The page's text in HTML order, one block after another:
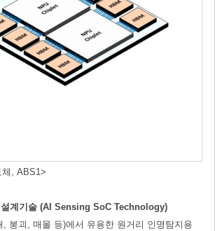
, ABS1>
설계기술 (AI Sensing SoC Technology)
, 붕괴, 매몰 등)에서 유용한 원거리 인명탐지용